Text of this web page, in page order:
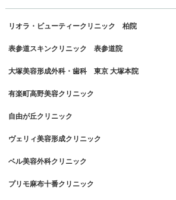
リオラ・ビューティークリニック 柏院
表参道スキンクリニック 表参道院
大塚美容形成外科・歯科 東京 大塚本院
有楽町高野美容クリニック
自由が丘クリニック
ヴェリィ美容形成クリニック
ベル美容外科クリニック
プリモ麻布十番クリニック